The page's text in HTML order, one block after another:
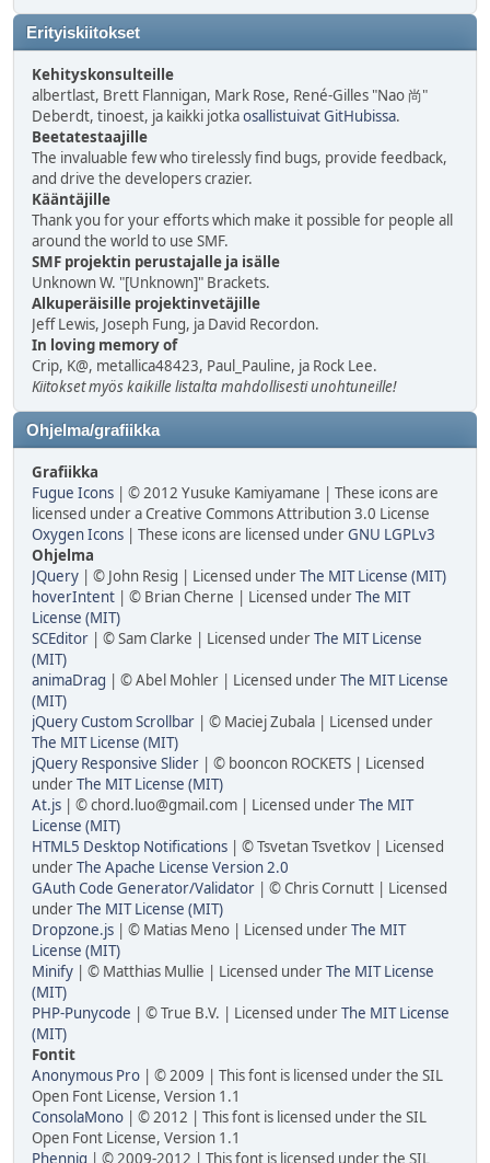
Erityiskiitokset
Kehityskonsulteille
albertlast, Brett Flannigan, Mark Rose, René-Gilles "Nao 尚"
Deberdt, tinoest, ja kaikki jotkaosallistuivat GitHubissa.
Beetatestaajille
The invaluable few who tirelessly find bugs, provide feedback,
and drive the developers crazier.
Kääntäjille
Thank you for your efforts which make it possible for people all
around the world to use SMF.
SMF projektin perustajalle ja isälle
Unknown W. "[Unknown]" Brackets.
Alkuperäisille projektinvetäjille
Jeff Lewis, Joseph Fung, ja David Recordon.
In loving memory of
Crip, K@, metallica48423, Paul_Pauline, ja Rock Lee.
Kiitokset myös kaikille listalta mahdollisesti unohtuneille!
Ohjelma/grafiikka
Grafiikka
Fugue Icons | © 2012 Yusuke Kamiyamane | These icons are
licensed under a Creative Commons Attribution 3.0 License
Oxygen Icons | These icons are licensed underGNU LGPLv3
Ohjelma
JQuery | © John Resig | Licensed underThe MIT License (MIT)
hoverIntent | © Brian Cherne | Licensed underThe MIT
License (MIT)
SCEditor | © Sam Clarke | Licensed underThe MIT License
(MIT)
animaDrag | © Abel Mohler | Licensed underThe MIT License
(MIT)
jQuery Custom Scrollbar | © Maciej Zubala | Licensed under
The MIT License (MIT)
jQuery Responsive Slider | © booncon ROCKETS | Licensed
underThe MIT License (MIT)
At.js | © chord.luo@gmail.com | Licensed underThe MIT
License (MIT)
HTML5 Desktop Notifications | © Tsvetan Tsvetkov | Licensed
underThe Apache License Version 2.0
GAuth Code Generator/Validator | © Chris Cornutt | Licensed
underThe MIT License (MIT)
Dropzone.js | © Matias Meno | Licensed underThe MIT
License (MIT)
Minify | © Matthias Mullie | Licensed underThe MIT License
(MIT)
PHP-Punycode | © True B.V. | Licensed underThe MIT License
(MIT)
Fontit
Anonymous Pro | © 2009 | This font is licensed under the SIL
Open Font License, Version 1.1
ConsolaMono | © 2012 | This font is licensed under the SIL
Open Font License, Version 1.1
Phennig | © 2009-2012 | This font is licensed under the SIL